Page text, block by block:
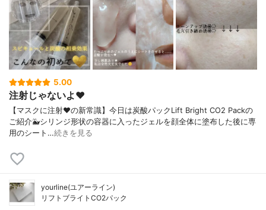
5.00
注射じゃないよ♥︎
【マスクに注射♥︎の新常識】今日は炭酸パックLift Bright CO2 Packの
ご紹介🐳シリンジ形状の容器に入ったジェルを顔全体に塗布した後に専
用のシート…続きを見る
yourline(ユアーライン)
リフトブライトCO2パック